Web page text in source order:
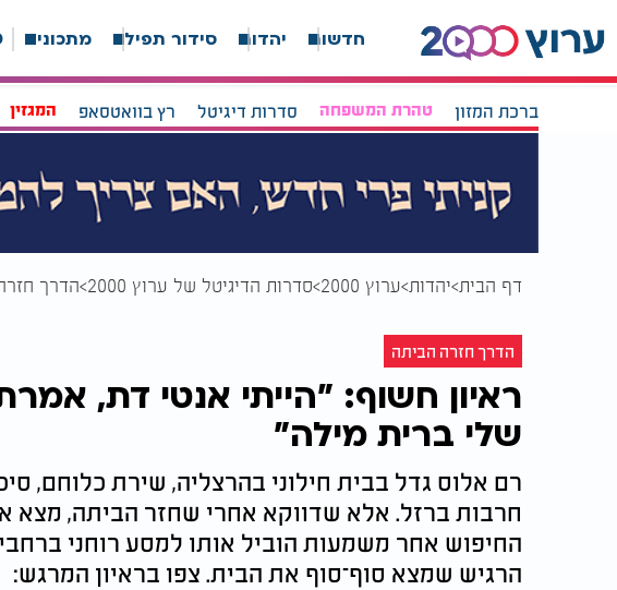
חדשות יהדות סידור תפילה מתכונים
ברכת המזון טהרת המשפחה סדרות דיגיטל רץ בוואטסאפ המגזין
דף הבית יהדות ערוץ 2000 סדרות הדיגיטל של ערוץ 2000 הדרך
הדרך חזרה הביתה
ראיון חשוף: "הייתי אנטי דת,
שלי ברית מילה"
רם אלוס גדל בבית חילוני בהרצליה, שירת כלוחם,
חרבות ברזל. אלא שדווקא אחרי שחזר הביתה, מצא
החיפוש אחר משמעות הוביל אותו למסע רוחני
הרגיש שמצא סוף־סוף את הבית. צפו בראיון המרגש: